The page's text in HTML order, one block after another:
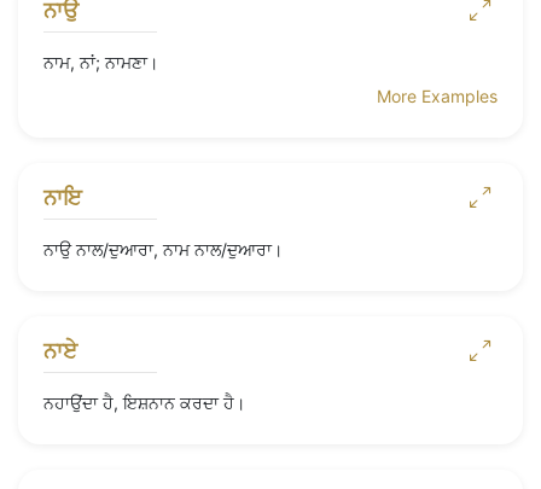
ਨਾਉ
ਨਾਮ, ਨਾਂ; ਨਾਮਣਾ।
More Examples
ਨਾਇ
ਨਾਉ ਨਾਲ/ਦੁਆਰਾ, ਨਾਮ ਨਾਲ/ਦੁਆਰਾ।
ਨਾਏ
ਨਹਾਉਂਦਾ ਹੈ, ਇਸ਼ਨਾਨ ਕਰਦਾ ਹੈ।